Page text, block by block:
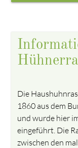
Die
1860 aus dem
und wurde hier
eingeführt. Die
zwischen den